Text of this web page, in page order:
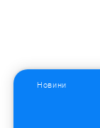
Новини